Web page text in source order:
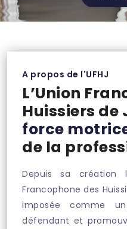
A propos de l'UFHJ
L’Union
Huissiers de
force
de la
Depuis sa création
Francophone des
imposée comme
défendant et